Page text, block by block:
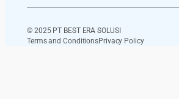
© 2025 PT BEST ERA SOLUSI
Terms and ConditionsPrivacy Policy